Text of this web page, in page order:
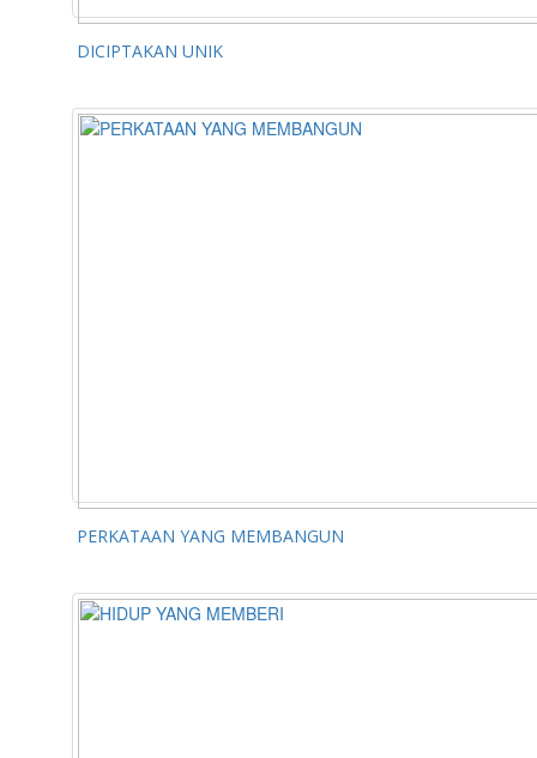
DICIPTAKAN UNIK
PERKATAAN YANG MEMBANGUN